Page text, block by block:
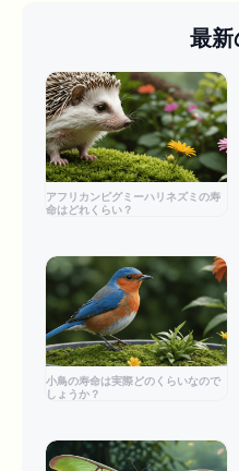
最新
アフリカンピグミーハリネズミの寿
命はどれくらい？
小鳥の寿命は実際どのくらいなので
しょうか？